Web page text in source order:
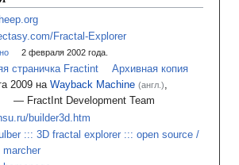
Fractal-Explorer
2 февраля 2002 года.
страничка Fractint
Архивная копия
2009 наWayback Machine (англ.),
— FractInt Development Team
builder3d.htm
::: 3D fractal explorer ::: open source /
marcher